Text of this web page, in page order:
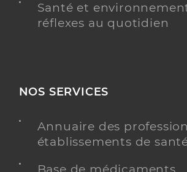
Santé et
réflexes au quotidien
NOS SERVICES
Annuaire des
établissements de